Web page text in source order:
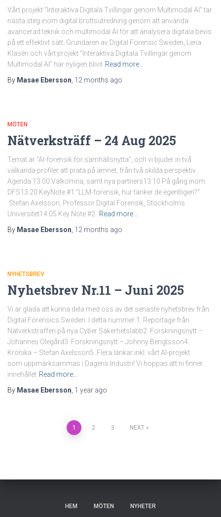
Vårt projekt “Interaktiva Digitala Tvillingar genom Multimodal AI” tar
nästa steg inom digital brottsutredning genom att använda
avancerad teknik och multimodal AI för att analysera digitala bevis
på ett effektivt sätt. Grundaren av Digital Forensic Sweden, Lena
Klasén och vårt projekt “Interaktiva Digitala Tvillingar genom
Multimodal AI” har nyligen blivit Read more…
By Masae Ebersson 12 months ago
MÖTEN
Nätverksträff – 24 Aug 2025
Temat är “AI-forensik för samhällsnytta”, och vi bjuder in två
välkända profiler att prata på ämnet, från två skilda perspektiv.
Agenda 13:00 Välkomna, samt nya partners13:10 På gång inom
DFS13:20 KeyNote #1:”LLM-forensik, hur tänker de egentligen?”
Stefan Axelsson, Professor Digital Forensik, Stockholms
Universitet14:05 Key Note #2: Read more…
By Masae Ebersson 12 months ago
NYHETSBREV
Nyhetsbrev Nr.11 – Juni 2025
Vi är glada att kunna dela med oss av det senaste nyhetsbrev från
Digital Forensics Sweden. I detta nummer:1. Reportage från
Nätverksträffen på nya Cyber Säkerhetslabb2. Forskningsnytt –
Johannes Olegård3. Forskningsnytt – Johnny Bengtsson4.
Krönika – Stefan Axelsson5. Flera länkar inkl. vårt AI-projekt
som uppmärksammas i Dagens Industri! Vi hoppas att ni finner
innehållet Read more…
By Masae Ebersson 1 year ago
1 2 3 NEXT
HEM MÖTEN NYHETER